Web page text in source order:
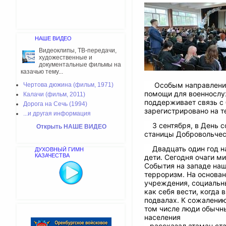
НАШЕ ВИДЕО
Видеоклипы, ТВ-передачи,
художественные и
документальные фильмы на
казачью тему...
Чертова дюжина (фильм, 1971)
Калачи (фильм, 2011)
Дорога на Сечь (1994)
...и другая информация
Открыть НАШЕ ВИДЕО
ДУХОВНЫЙ ГИМН
КАЗАЧЕСТВА
Особым
помощи для
поддерживает связь
зарегистрировано на
3 сентября, в День
станицы
Двадцать один год
дети. Сегодня очаги
События на западе
терроризм. На
учреждения,
как себя вести,
подвалах. К
том числе люди
населения